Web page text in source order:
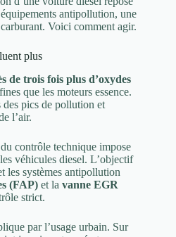
antipollution, une
Voici comment agir.
plus
de trois fois plus d’oxydes
que les moteurs essence.
des pics de pollution et
l’air.
contrôle technique impose
véhicules diesel. L’objectif
les systèmes antipollution
(FAP) et la vanne EGR
strict.
par l’usage urbain. Sur